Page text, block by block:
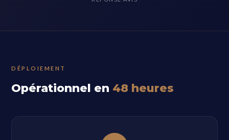
DÉPLOIEMENT
Opérationnel en 48 heures